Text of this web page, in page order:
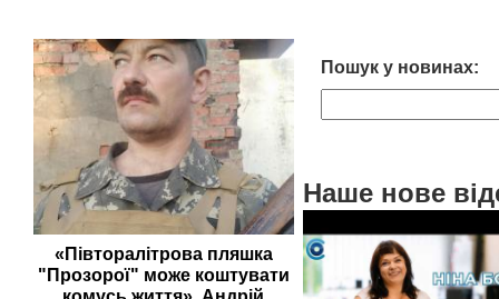
«Півторалітрова пляшка
"Прозорої" може коштувати
Пошук у новинах:
Наше нове